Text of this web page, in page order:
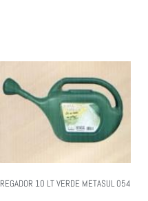
REGADOR 10 LT VERDE METASUL 054